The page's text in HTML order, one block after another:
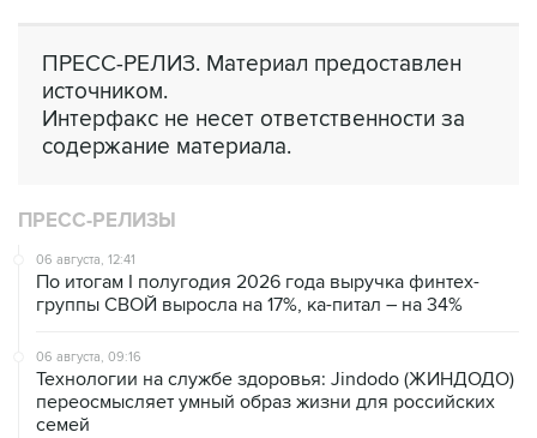
ПРЕСС-РЕЛИЗ. Материал предоставлен
источником.
Интерфакс не несет ответственности за
содержание материала.
ПРЕСС-РЕЛИЗЫ
06 августа, 12:41
По итогам I полугодия 2026 года выручка финтех-
группы СВОЙ выросла на 17%, ка-питал – на 34%
06 августа, 09:16
Технологии на службе здоровья: Jindodo (ЖИНДОДО)
переосмысляет умный образ жизни для российских
семей